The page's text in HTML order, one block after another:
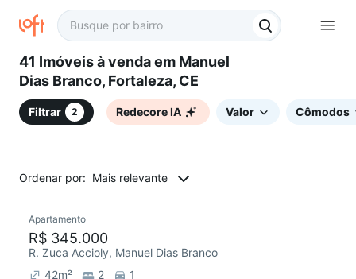
41 Imóveis à venda em Manuel
Dias Branco, Fortaleza, CE
Filtrar 2 Redecore IA Valor Cômodos
Ordenar por: Mais relevante
Apartamento
R$ 345.000
R. Zuca Accioly, Manuel Dias Branco
42m² 2
1